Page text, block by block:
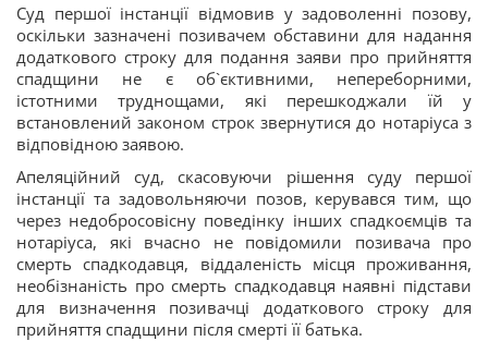
Суд першої інстанції відмовив у задоволенні позову,
оскільки зазначені позивачем обставини для надання
додаткового строку для подання заяви про прийняття
спадщини не є об`єктивними, непереборними,
істотними труднощами, які перешкоджали їй у
встановлений законом строк звернутися до нотаріуса з
відповідною заявою.
Апеляційний суд, скасовуючи рішення суду першої
інстанції та задовольняючи позов, керувався тим, що
через недобросовісну поведінку інших спадкоємців та
нотаріуса, які вчасно не повідомили позивача про
смерть спадкодавця, віддаленість місця проживання,
необізнаність про смерть спадкодавця наявні підстави
для визначення позивачці додаткового строку для
прийняття спадщини після смерті її батька.